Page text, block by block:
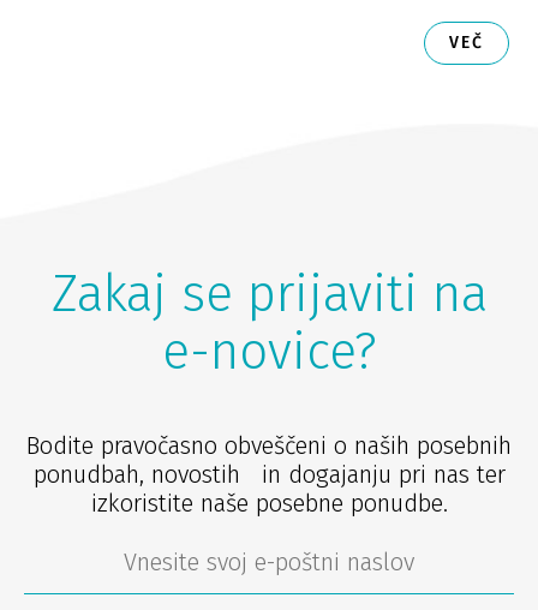
VEČ
Zakaj se prijaviti na
e-novice?
Bodite pravočasno obveščeni o naših posebnih
ponudbah, novostih in dogajanju pri nas ter
izkoristite naše posebne ponudbe.